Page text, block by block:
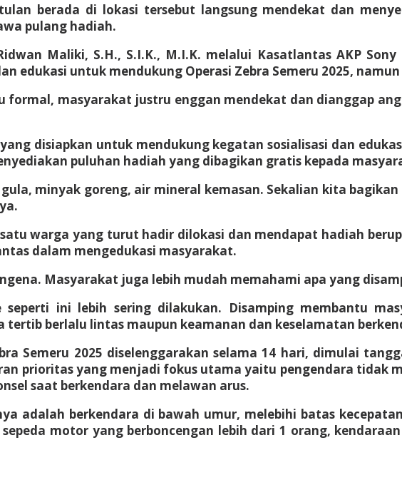
berada di lokasi tersebut langsung mendekat dan
pulang hadiah.
Maliki, S.H., S.I.K., M.I.K. melalui Kasatlantas AKP
edukasi untuk mendukung Operasi Zebra Semeru 2025,
formal, masyarakat justru enggan mendekat dan dianggap
disiapkan untuk mendukung kegatan sosialisasi dan
puluhan hadiah yang dibagikan gratis kepada
minyak goreng, air mineral kemasan. Sekalian kita
warga yang turut hadir dilokasi dan mendapat hadiah
dalam mengedukasi masyarakat.
Masyarakat juga lebih mudah memahami apa yang
seperti ini lebih sering dilakukan. Disamping membantu
berlalu lintas maupun keamanan dan keselamatan
Semeru 2025 diselenggarakan selama 14 hari, dimulai
prioritas yang menjadi fokus utama yaitu pengendara tidak
saat berkendara dan melawan arus.
adalah berkendara di bawah umur, melebihi batas
motor yang berboncengan lebih dari 1 orang,